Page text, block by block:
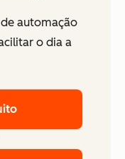
automação
o dia a